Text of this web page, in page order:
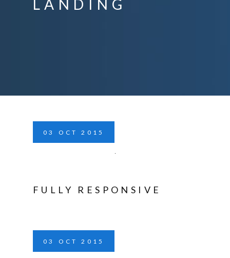
LANDING
03 OCT 2015
FULLY RESPONSIVE
03 OCT 2015